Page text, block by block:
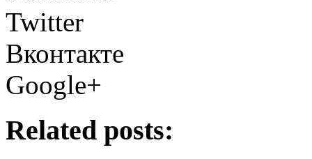
Twitter
Вконтакте
Google+
Related posts: